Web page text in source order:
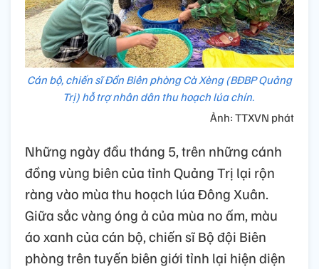
Cán bộ, chiến sĩ Đồn Biên phòng Cà Xèng (BĐBP Quảng
Trị) hỗ trợ nhân dân thu hoạch lúa chín.
Ảnh: TTXVN phát
Những ngày đầu tháng 5, trên những cánh
đồng vùng biên của tỉnh Quảng Trị lại rộn
ràng vào mùa thu hoạch lúa Đông Xuân.
Giữa sắc vàng óng ả của mùa no ấm, màu
áo xanh của cán bộ, chiến sĩ Bộ đội Biên
phòng trên tuyến biên giới tỉnh lại hiện diện